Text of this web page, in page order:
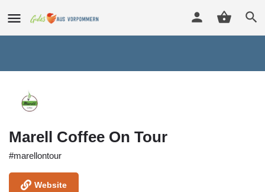
Marell Coffee On Tour
#marellontour
Website